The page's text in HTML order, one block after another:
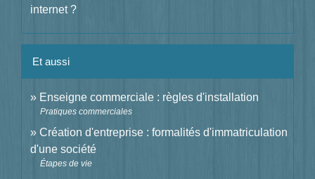
internet ?
Et aussi
Enseigne commerciale : règles d'installation
Pratiques commerciales
Création d'entreprise : formalités d'immatriculation
d'une société
Étapes de vie